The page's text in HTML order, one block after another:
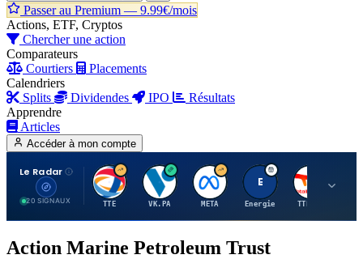
Passer au Premium — 9.99€/mois
Actions, ETF, Cryptos
Chercher une action
Comparateurs
Courtiers
Placements
Calendriers
Splits
Dividendes IPO
Résultats
Apprendre
Articles
Accéder à mon compte
Le Radar
20 SIGNAUX
T
TTE
V
VK.PA
M
META
E
Energie
T
TTE.PA
Action Marine Petroleum Trust